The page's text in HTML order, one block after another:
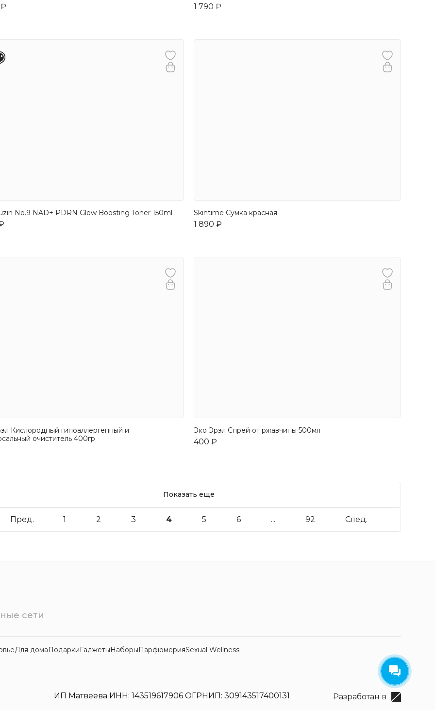
1 790 ₽
No.9 NAD+ PDRN Glow Boosting Toner 150ml Skintime Сумка красная
1 890 ₽
Кислородный гипоаллергенный и
очиститель 400гр
Эко Эрэл Спрей от ржавчины 500мл
400 ₽
Показать еще
Пред. 1 2 3 4 5 6 ... 92 След.
сети
Для домаПодаркиГаджетыНаборыПарфюмерияSexual Wellness
ИП Матвеева ИНН: 143519617906 ОГРНИП: 309143517400131 Разработан в